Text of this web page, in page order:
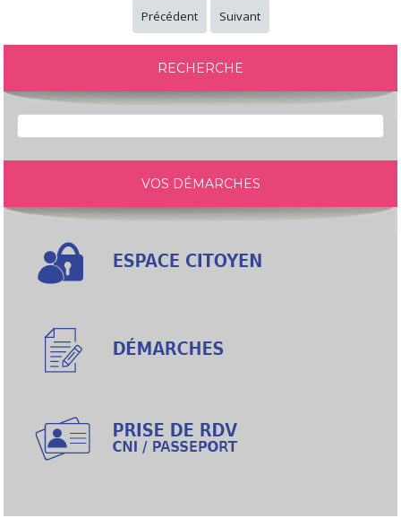
Précédent Suivant
RECHERCHE
VOS DÉMARCHES